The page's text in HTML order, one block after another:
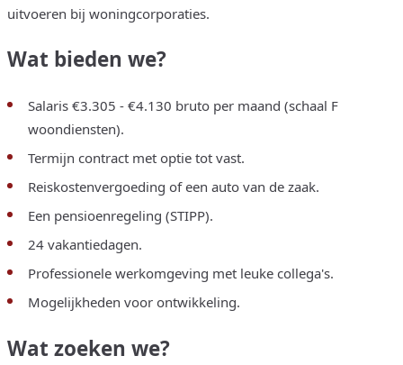
uitvoeren bij woningcorporaties.
Wat bieden we?
Salaris €3.305 - €4.130 bruto per maand (schaal F
woondiensten).
Termijn contract met optie tot vast.
Reiskostenvergoeding of een auto van de zaak.
Een pensioenregeling (STIPP).
24 vakantiedagen.
Professionele werkomgeving met leuke collega's.
Mogelijkheden voor ontwikkeling.
Wat zoeken we?